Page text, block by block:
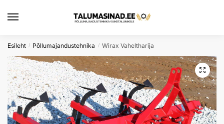
Esileht / Põllumajandustehnika / Wirax Vaheltharija